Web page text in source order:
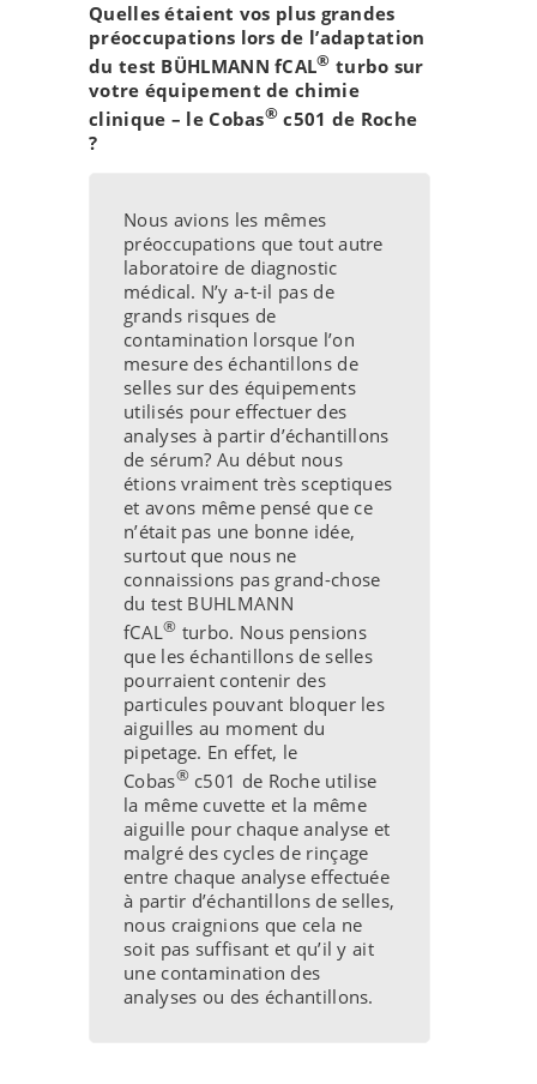
Quelles étaient vos plus grandes
préoccupations lors de l’adaptation
du test BÜHLMANN fCAL® turbo sur
votre équipement de chimie
clinique – le Cobas® c501 de Roche
?
Nous avions les mêmes
préoccupations que tout autre
laboratoire de diagnostic
médical. N’y a-t-il pas de
grands risques de
contamination lorsque l’on
mesure des échantillons de
selles sur des équipements
utilisés pour effectuer des
analyses à partir d’échantillons
de sérum? Au début nous
étions vraiment très sceptiques
et avons même pensé que ce
n’était pas une bonne idée,
surtout que nous ne
connaissions pas grand-chose
du test BUHLMANN
fCAL® turbo. Nous pensions
que les échantillons de selles
pourraient contenir des
particules pouvant bloquer les
aiguilles au moment du
pipetage. En effet, le
Cobas®c501 de Roche utilise
la même cuvette et la même
aiguille pour chaque analyse et
malgré des cycles de rinçage
entre chaque analyse effectuée
à partir d’échantillons de selles,
nous craignions que cela ne
soit pas suffisant et qu’il y ait
une contamination des
analyses ou des échantillons.